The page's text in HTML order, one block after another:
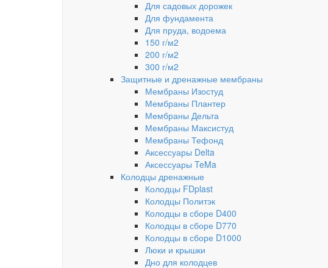
Для садовых дорожек
Для фундамента
Для пруда, водоема
150 г/м2
200 г/м2
300 г/м2
Защитные и дренажные мембраны
Мембраны Изостуд
Мембраны Плантер
Мембраны Дельта
Мембраны Максистуд
Мембраны Тефонд
Аксессуары Delta
Аксессуары TeMa
Колодцы дренажные
Колодцы FDplast
Колодцы Политэк
Колодцы в сборе D400
Колодцы в сборе D770
Колодцы в сборе D1000
Люки и крышки
Дно для колодцев